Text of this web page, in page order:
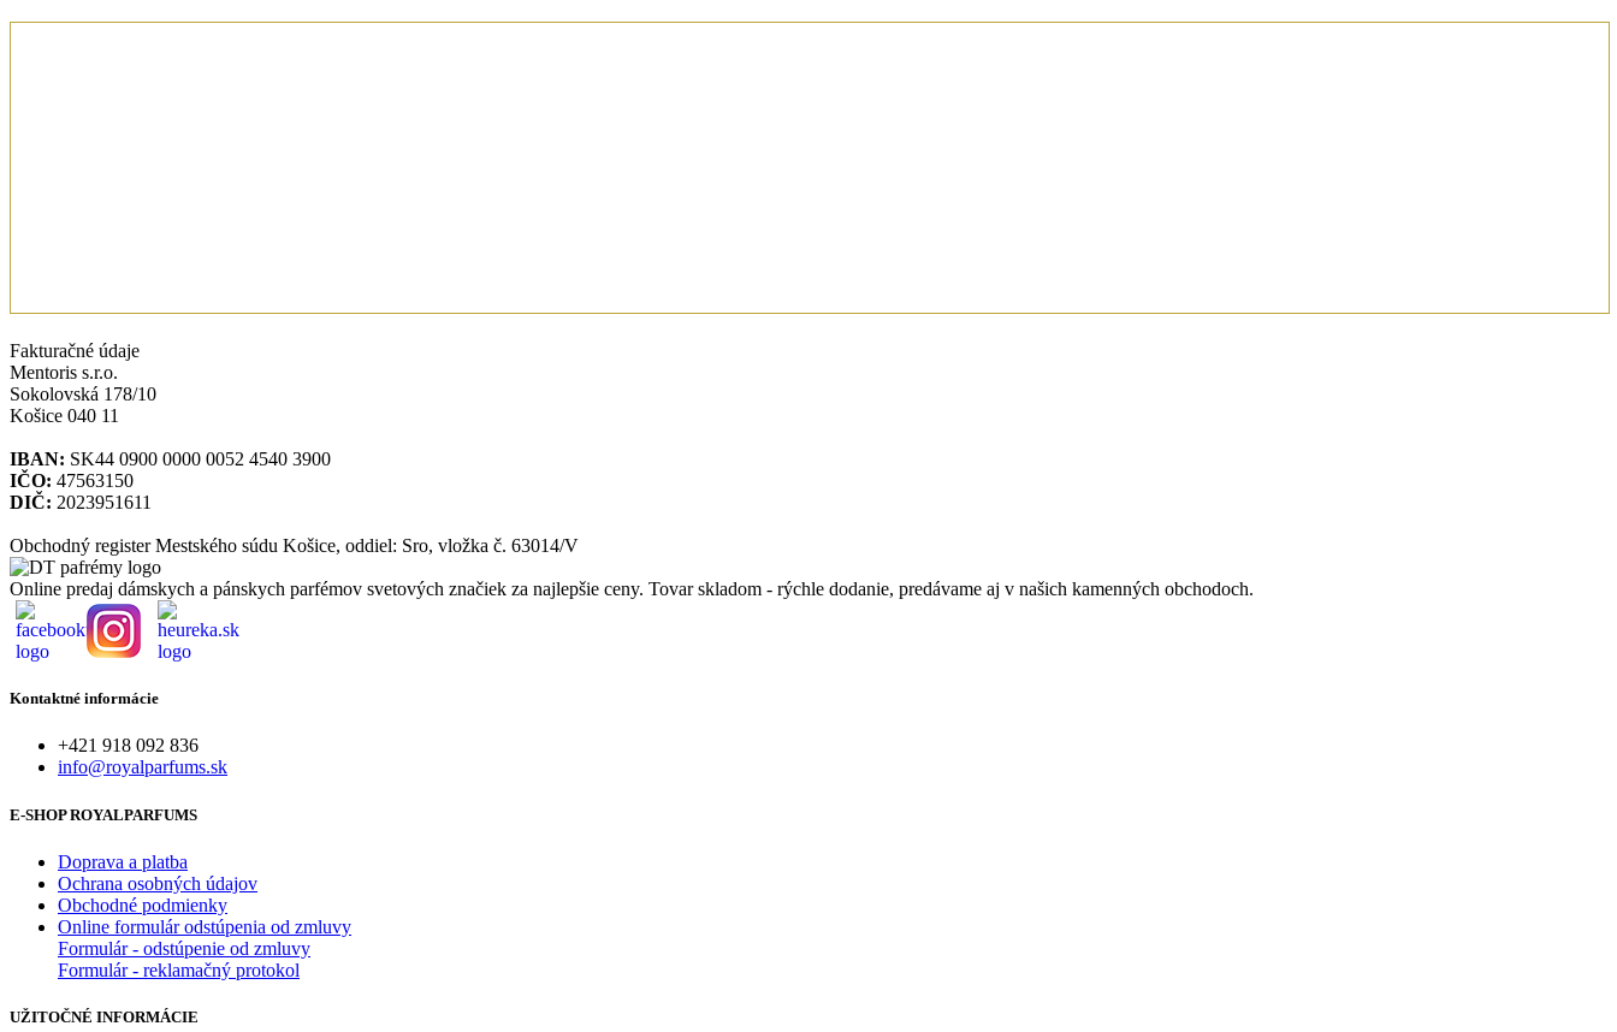
Fakturačné údaje
Mentoris s.r.o.
Sokolovská 178/10
Košice 040 11
IBAN: SK44 0900 0000 0052 4540 3900
IČO: 47563150
DIČ: 2023951611
Obchodný register Mestského súdu Košice, oddiel: Sro, vložka č. 63014/V
Online predaj dámskych a pánskych parfémov svetových značiek za najlepšie ceny. Tovar skladom - rýchle dodanie, predávame aj v našich kamenných obchodoch.
Kontaktné informácie
+421 918 092 836
info@royalparfums.sk
E-SHOP ROYALPARFUMS
Doprava a platba
Ochrana osobných údajov
Obchodné podmienky
Online formulár odstúpenia od zmluvy
Formulár - odstúpenie od zmluvy
Formulár - reklamačný protokol
UŽITOČNÉ INFORMÁCIE